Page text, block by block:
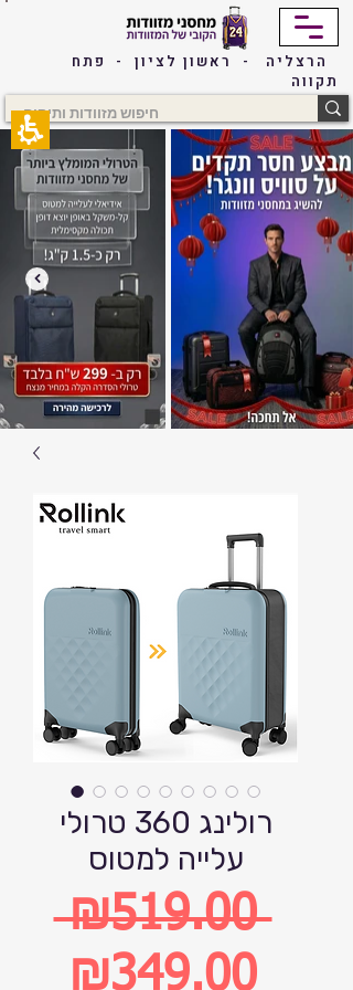
The
page,
click
to
move
the
main
Content
הרצליה - ראשון לציון - פתח
תקווה
רולינג 360 טרולי
עלייה למטוס
₪519.00
Regular
₪349.00